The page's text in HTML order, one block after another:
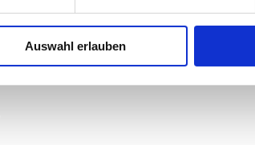
Auswahl erlauben